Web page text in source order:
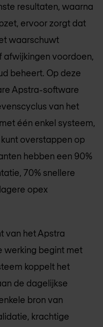
resultaten, waarna
ervoor zorgt dat
waarschuwt
afwijkingen voordoen,
beheert. Op deze
Apstra-software
van het
één enkel systeem,
overstappen op
hebben een 90%
70% snellere
opex
van het Apstra
werking begint met
koppelt het
de dagelijkse
bron van
krachtige